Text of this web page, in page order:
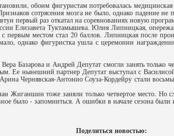
обоим фигуристам потребовалась
сотрясения мозга не было, однако падение
первый раз откатал на соревнованиях новую
Елизавета Туктамышева. Юлия Липницкая,
первым местом стал 20 баллов. Липницкая после
однако фигуристка ушла с церемонии
Базарова и Андрей Депутат смогли занять только
Ее нынешний партнер Депутат выступал с
Чернявская-Антонио Соуза-Кордейру стали
Жиганшин тоже заняли только четвертое место. Но
было - запомниться. А ошибки в начале сезона
Поделиться новостью: